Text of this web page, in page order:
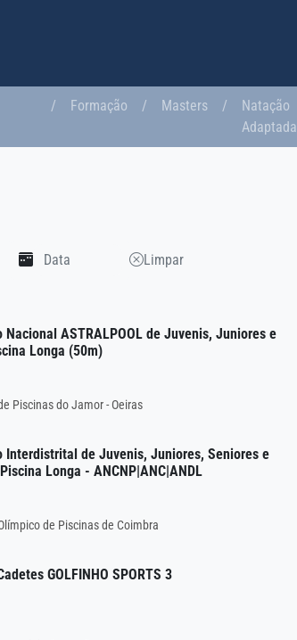
/ Formação / Masters /
Natação
Adaptada
Limpar
Nacional ASTRALPOOL de Juvenis, Juniores e
Longa (50m)
Piscinas do Jamor - Oeiras
Interdistrital de Juvenis, Juniores, Seniores e
Longa - ANCNP|ANC|ANDL
de Piscinas de Coimbra
GOLFINHO SPORTS 3